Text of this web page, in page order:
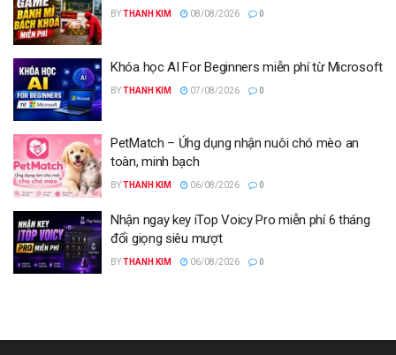
BYTHANH KIM 08/08/2026 0
Khóa học AI For Beginners miễn phí từ Microsoft
BYTHANH KIM 07/08/2026 0
PetMatch – Ứng dụng nhận nuôi chó mèo an
toàn, minh bạch
BYTHANH KIM 06/08/2026 0
Nhận ngay key iTop Voicy Pro miễn phí 6 tháng
đổi giọng siêu mượt
BYTHANH KIM 06/08/2026 0